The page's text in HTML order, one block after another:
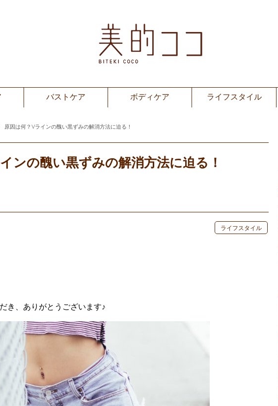
バストケア ボディケア ライフスタイル
原因は何？Vラインの醜い黒ずみの解消方法に迫る！
ンの醜い黒ずみの解消方法に迫る！
ライフスタイル
き、ありがとうございます♪